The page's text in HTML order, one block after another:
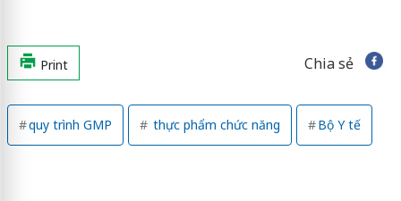
Print Chia sẻ
quy trình GMP thực phẩm chức năng Bộ Y tế